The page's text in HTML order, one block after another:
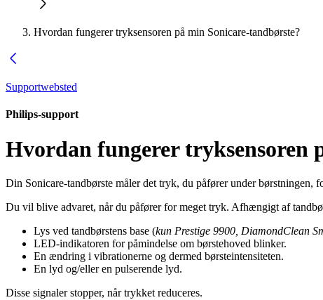
Hvordan fungerer tryksensoren på min Sonicare-tandbørste?
Supportwebsted
Philips-support
Hvordan fungerer tryksensoren
Din Sonicare-tandbørste måler det tryk, du påfører under
Du vil blive advaret, når du påfører for meget tryk. Afhængigt af
Lys ved tandbørstens base (kun Prestige 9900, DiamondClean
LED-indikatoren for påmindelse om børstehoved blinker.
En ændring i vibrationerne og dermed børsteintensiteten.
En lyd og/eller en pulserende lyd.
Disse signaler stopper, når trykket reduceres.